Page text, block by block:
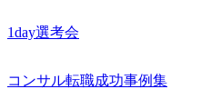
1day選考会
コンサル転職成功事例集